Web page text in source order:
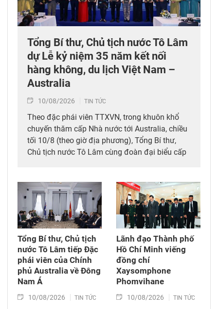
Tổng Bí thư, Chủ tịch nước Tô Lâm
dự Lễ kỷ niệm 35 năm kết nối
hàng không, du lịch Việt Nam –
Australia
10/08/2026 TIN TỨC
Theo đặc phái viên TTXVN, trong khuôn khổ
chuyến thăm cấp Nhà nước tới Australia, chiều
tối 10/8 (theo giờ địa phương), Tổng Bí thư,
Chủ tịch nước Tô Lâm cùng đoàn đại biểu cấp
Tổng Công ty hàng không Việt Nam (Vietnam
Airlines).
Tổng Bí thư, Chủ tịch
nước Tô Lâm tiếp Đặc
phái viên của Chính
phủ Australia về Đông
Nam Á
10/08/2026 TIN TỨC
Lãnh đạo Thành phố
Hồ Chí Minh viếng
đồng chí
Xaysomphone
Phomvihane
10/08/2026 TIN TỨC